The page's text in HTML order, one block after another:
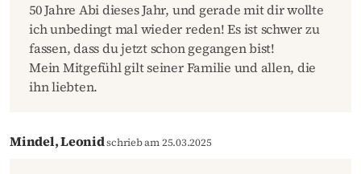
50 Jahre Abi dieses Jahr, und gerade mit dir wollte
ich unbedingt mal wieder reden! Es ist schwer zu
fassen, dass du jetzt schon gegangen bist!
Mein Mitgefühl gilt seiner Familie und allen, die
ihn liebten.
Mindel, Leonidschrieb am 25.03.2025